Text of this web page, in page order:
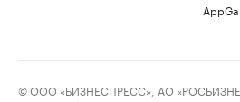
© ООО «БИЗНЕСПРЕСС», АО